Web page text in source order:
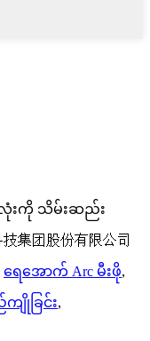
လုံးကို သိမ်းဆည်း
技集团股份有限公司
ရေအောက် Arc မီးဖို,
ျိုခြင်း,